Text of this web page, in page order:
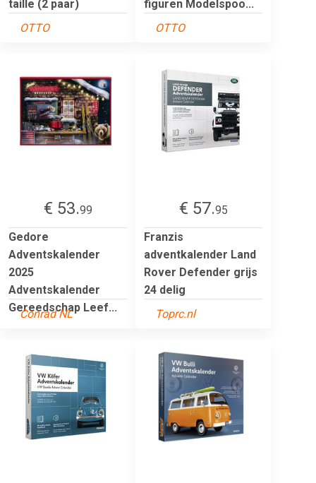
taille (2 paar)
OTTO
figuren Modelspoo...
OTTO
€ 53.99
Gedore
Adventskalender
2025
Adventskalender
Gereedschap Leef...
Conrad NL
€ 57.95
Franzis
adventkalender Land
Rover Defender grijs
24 delig
Toprc.nl